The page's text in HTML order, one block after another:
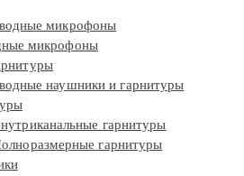
микрофоны
микрофоны
наушники и гарнитуры
гарнитуры
гарнитуры